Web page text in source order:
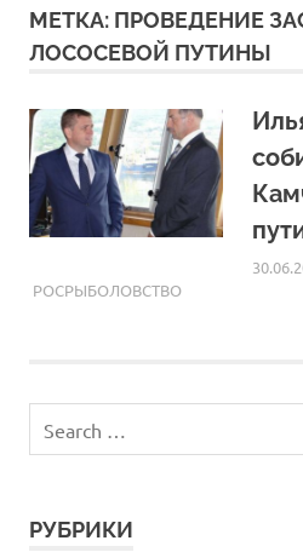
МЕТКА: ПРОВЕДЕНИЕ
ЛОСОСЕВОЙ ПУТИНЫ
РОСРЫБОЛОВСТВО
РУБРИКИ